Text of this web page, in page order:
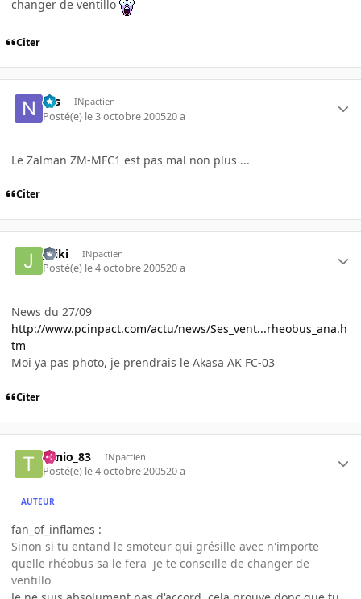
changer de ventillo
Citer
Nis INpactien
Posté(e) le 3 octobre 200520 a
Le Zalman ZM-MFC1 est pas mal non plus ...
Citer
Jiriki INpactien
Posté(e) le 4 octobre 200520 a
News du 27/09
http://www.pcinpact.com/actu/news/Ses_vent...rheobus_ana.h
tm
Moi ya pas photo, je prendrais le Akasa AK FC-03
Citer
Tonio_83 INpactien
Posté(e) le 4 octobre 200520 a
AUTEUR
fan_of_inflames :
Sinon si tu entand le smoteur qui grésille avec n'importe
quelle rhéobus sa le fera je te conseille de changer de
ventillo